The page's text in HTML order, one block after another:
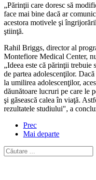
„Părinţii care doresc să
face mai bine dacă ar
acestora motivele şi
ştiinţă.
Rahil Briggs, director al
Montefiore Medical Center,
„Ideea este că părinţii trebuie
de partea adolescenţilor.
la umilirea adolescenţilor,
dăunătoare lucruri pe care le
şi găsească calea în viaţă.
rezultatele studiului", a
Prec
Mai departe